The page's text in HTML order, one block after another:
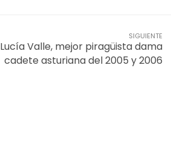
SIGUIENTE
Lucía Valle, mejor piragüista dama
cadete asturiana del 2005 y 2006